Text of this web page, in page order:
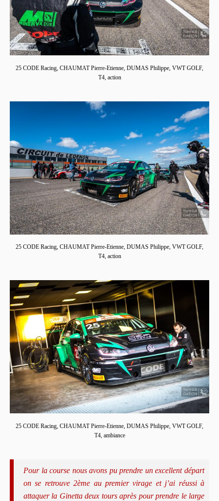
25 CODE Racing, CHAUMAT Pierre-Etienne, DUMAS Philippe, VWT GOLF,
T4, action
25 CODE Racing, CHAUMAT Pierre-Etienne, DUMAS Philippe, VWT GOLF,
T4, action
25 CODE Racing, CHAUMAT Pierre-Etienne, DUMAS Philippe, VWT GOLF,
T4, ambiance
Pour la course nous avons pu prendre un excellent départ
on se retrouve 2ème au premier virage et j’ai réussi à
attaquer la Ginetta deux tours après pour prendre le large